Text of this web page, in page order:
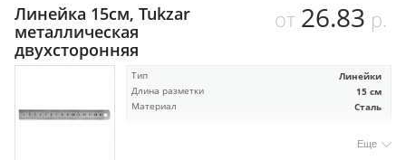
Линейка 15см, Tukzar
металлическая
двухсторонняя
от 26.83 р.
Тип Линейки
Длина разметки 15 см
Материал Сталь
Еще